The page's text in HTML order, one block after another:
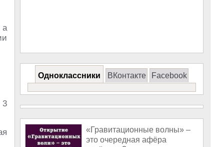
а
3
Одноклассники ВКонтакте Facebook
«Гравитационные волны» –
это очередная афёра